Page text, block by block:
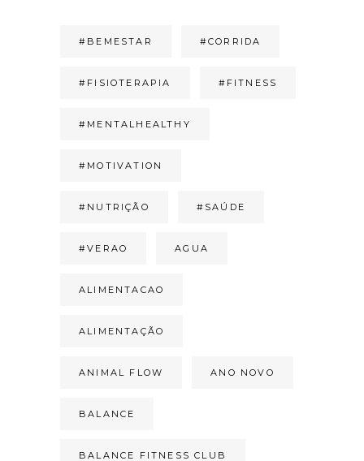
#BEMESTAR #CORRIDA
#FISIOTERAPIA #FITNESS
#MENTALHEALTHY
#MOTIVATION
#NUTRIÇÃO #SAÚDE
#VERAO AGUA
ALIMENTACAO
ALIMENTAÇÃO
ANIMAL FLOW ANO NOVO
BALANCE
BALANCE FITNESS CLUB